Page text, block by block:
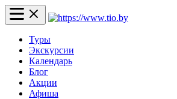
Туры
Экскурсии
Календарь
Блог
Акции
Афиша